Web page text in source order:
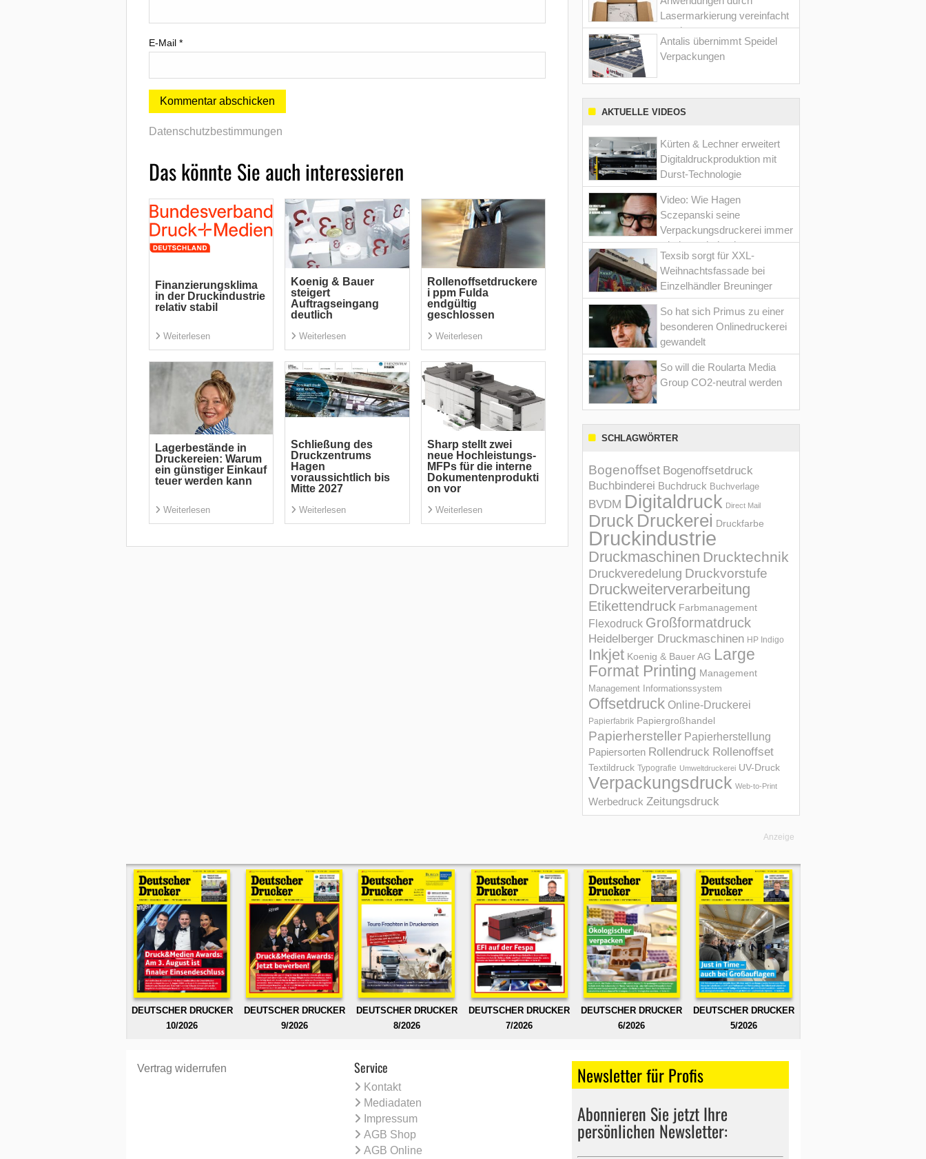
E-Mail *
Datenschutzbestimmungen
Das könnte Sie auch interessieren
Finanzierungsklima
in der Druckindustrie
relativ stabil
Weiterlesen
Koenig & Bauer
steigert
Auftragseingang
deutlich
Weiterlesen
Rollenoffsetdruckere
i ppm Fulda
endgültig
geschlossen
Weiterlesen
Lagerbestände in
Druckereien: Warum
ein günstiger Einkauf
teuer werden kann
Weiterlesen
Schließung des
Druckzentrums
Hagen
voraussichtlich bis
Mitte 2027
Weiterlesen
Sharp stellt zwei
neue Hochleistungs-
MFPs für die interne
Dokumentenprodukti
on vor
Weiterlesen
Lasermarkierung vereinfacht
werden
Antalis übernimmt Speidel
Verpackungen
AKTUELLE VIDEOS
Kürten & Lechner erweitert
Digitaldruckproduktion mit
Durst-Technologie
Video: Wie Hagen
Sczepanski seine
Verpackungsdruckerei immer
wieder optimiert hat
Texsib sorgt für XXL-
Weihnachtsfassade bei
Einzelhändler Breuninger
So hat sich Primus zu einer
besonderen Onlinedruckerei
gewandelt
So will die Roularta Media
Group CO2-neutral werden
SCHLAGWÖRTER
Bogenoffset Bogenoffsetdruck
Buchbinderei Buchdruck Buchverlage
BVDM Digitaldruck Direct Mail
Druck Druckerei Druckfarbe
Druckindustrie
Druckmaschinen Drucktechnik
Druckveredelung Druckvorstufe
Druckweiterverarbeitung
Etikettendruck Farbmanagement
Flexodruck Großformatdruck
Heidelberger Druckmaschinen HP Indigo
Inkjet Koenig & Bauer AG Large
Format Printing Management
Management Informations­system
Offsetdruck Online-Druckerei
Papierfabrik Papiergroßhandel
Papierhersteller Papierherstellung
Papiersorten Rollendruck Rollenoffset
Textildruck Typografie Umweltdruckerei UV-Druck
Verpackungsdruck Web-to-Print
Werbedruck Zeitungsdruck
Anzeige
DEUTSCHER DRUCKER
10/2026
DEUTSCHER DRUCKER
9/2026
DEUTSCHER DRUCKER
8/2026
DEUTSCHER DRUCKER
7/2026
DEUTSCHER DRUCKER
6/2026
DEUTSCHER DRUCKER
5/2026
Vertrag widerrufen Service
Kontakt
Mediadaten
Impressum
AGB Shop
AGB Online
Newsletter für Profis
Abonnieren Sie jetzt Ihre
persönlichen Newsletter: